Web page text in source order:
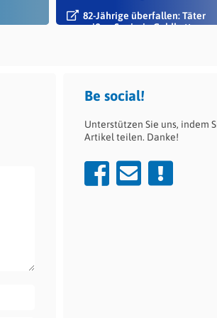
82-Jährige überfallen: Täter
reißen Seniorin Goldkette
Be social!
Unterstützen Sie uns, indem
Artikel teilen. Danke!